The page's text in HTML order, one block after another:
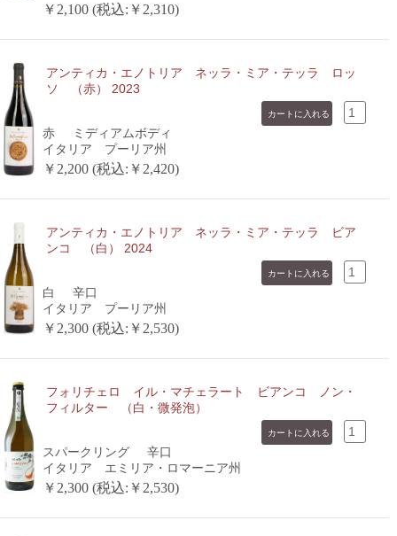
￥2,100 (税込:￥2,310)
アンティカ・エノトリア ネッラ・ミア・テッラ ロッ
ソ （赤） 2023
赤
ミディアムボディ
イタリア プーリア州
￥2,200 (税込:￥2,420)
アンティカ・エノトリア ネッラ・ミア・テッラ ビア
ンコ （白） 2024
白
辛口
イタリア プーリア州
￥2,300 (税込:￥2,530)
フォリチェロ イル・マチェラート ビアンコ ノン・
フィルター （白・微発泡）
スパークリング
辛口
イタリア エミリア・ロマーニア州
￥2,300 (税込:￥2,530)